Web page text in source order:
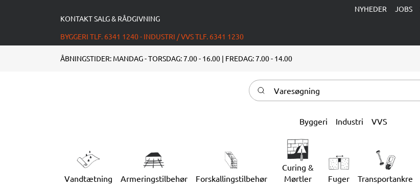
KONTAKT SALG & RÅDGIVNING
NYHEDER JOBS
BYGGERI TLF. 6341 1240 - INDUSTRI / VVS TLF. 6341 1230
ÅBNINGSTIDER: MANDAG - TORSDAG: 7.00 - 16.00 | FREDAG: 7.00 - 14.00
Varesøgning
Byggeri Industri VVS
Vandtætning Armeringstilbehør Forskallingstilbehør
Curing &
Mørtler
Fuger Transportankre